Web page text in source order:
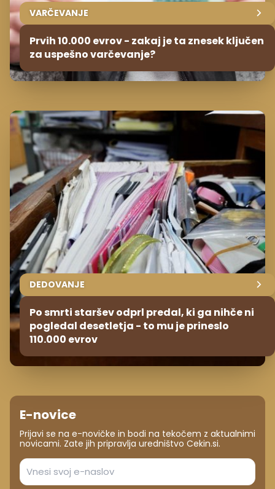
VARČEVANJE
Prvih 10.000 evrov - zakaj je ta znesek ključen
za uspešno varčevanje?
DEDOVANJE
Po smrti staršev odprl predal, ki ga nihče ni
pogledal desetletja - to mu je prineslo
110.000 evrov
E-novice
Prijavi se na e-novičke in bodi na tekočem z aktualnimi
novicami. Zate jih pripravlja uredništvo Cekin.si.